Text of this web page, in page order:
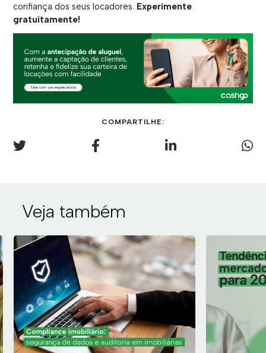
confiança dos seus locadores. Experimente
gratuitamente!
COMPARTILHE:
Veja também